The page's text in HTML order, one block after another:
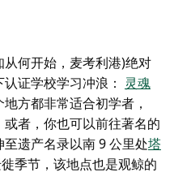
何开始，麦考利港)绝对
证学校学习冲浪： 灵魂
方都非常适合初学者，
或者，你也可以前往著名的
至遗产名录以南 9 公里处塔
季节， 该地点也是观鲸的